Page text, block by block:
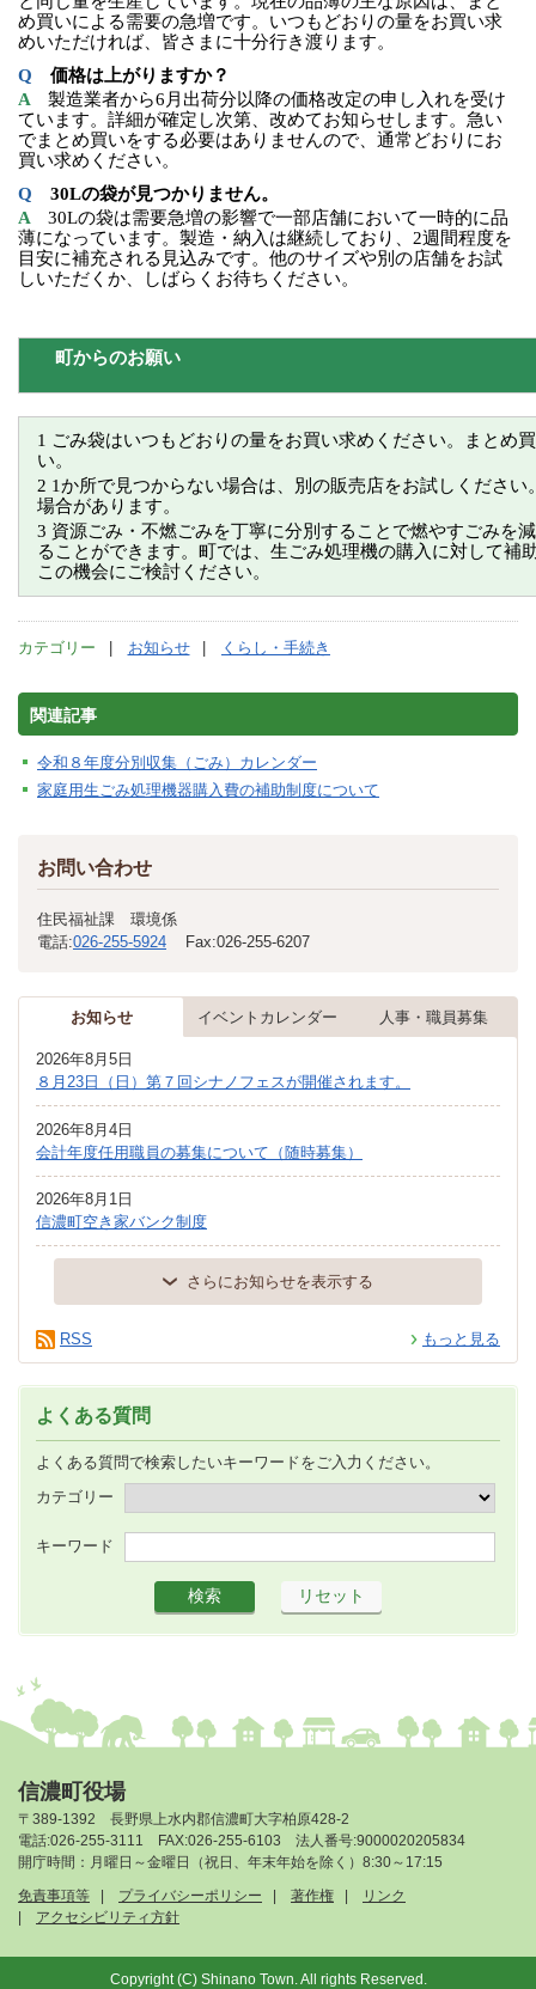
め買いによる需要の急増です。いつもどおりの量をお買い求
めいただければ、皆さまに十分行き渡ります。
Q 価格は上がりますか？
A 製造業者から6月出荷分以降の価格改定の申し入れを受け
ています。詳細が確定し次第、改めてお知らせします。急い
でまとめ買いをする必要はありませんので、通常どおりにお
買い求めください。
Q 30Lの袋が見つかりません。
A 30Lの袋は需要急増の影響で一部店舗において一時的に品
薄になっています。製造・納入は継続しており、2週間程度を
目安に補充される見込みです。他のサイズや別の店舗をお試
しいただくか、しばらくお待ちください。
町からのお願い
1 ごみ袋はいつもどおりの量をお買い求めください。まとめ
い。
2 1か所で見つからない場合は、別の販売店をお試しくださ
場合があります。
3 資源ごみ・不燃ごみを丁寧に分別することで燃やすごみを
ることができます。町では、生ごみ処理機の購入に対して補
この機会にご検討ください。
カテゴリー お知らせ くらし・手続き
関連記事
令和８年度分別収集（ごみ）カレンダー
家庭用生ごみ処理機器購入費の補助制度について
お問い合わせ
住民福祉課 環境係
電話:026-255-5924 Fax:026-255-6207
お知らせ イベントカレンダー 人事・職員募集
2026年8月5日
８月23日（日）第７回シナノフェスが開催されます。
2026年8月4日
会計年度任用職員の募集について（随時募集）
2026年8月1日
信濃町空き家バンク制度
さらにお知らせを表示する
もっと見る
RSS
よくある質問
よくある質問で検索したいキーワードをご入力ください。
カテゴリー
キーワード
信濃町役場
〒389-1392 長野県上水内郡信濃町大字柏原428-2
電話:026-255-3111 FAX:026-255-6103 法人番号:9000020205834
開庁時間：月曜日～金曜日（祝日、年末年始を除く）8:30～17:15
免責事項等
プライバシーポリシー 著作権
リンク
アクセシビリティ方針
Copyright (C) Shinano Town. All rights Reserved.